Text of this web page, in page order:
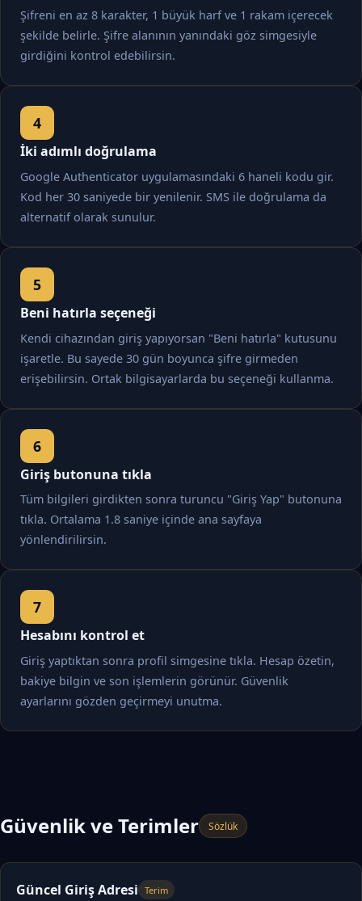
Şifreni en az 8 karakter, 1 büyük harf ve 1 rakam içerecek
şekilde belirle. Şifre alanının yanındaki göz simgesiyle
girdiğini kontrol edebilirsin.
İki adımlı doğrulama
Google Authenticator uygulamasındaki 6 haneli kodu gir.
Kod her 30 saniyede bir yenilenir. SMS ile doğrulama da
alternatif olarak sunulur.
Beni hatırla seçeneği
Kendi cihazından giriş yapıyorsan "Beni hatırla" kutusunu
işaretle. Bu sayede 30 gün boyunca şifre girmeden
erişebilirsin. Ortak bilgisayarlarda bu seçeneği kullanma.
Giriş butonuna tıkla
Tüm bilgileri girdikten sonra turuncu "Giriş Yap" butonuna
tıkla. Ortalama 1.8 saniye içinde ana sayfaya
yönlendirilirsin.
Hesabını kontrol et
Giriş yaptıktan sonra profil simgesine tıkla. Hesap özetin,
bakiye bilgin ve son işlemlerin görünür. Güvenlik
ayarlarını gözden geçirmeyi unutma.
Güvenlik ve Terimler Sözlük
Güncel Giriş Adresi Terim